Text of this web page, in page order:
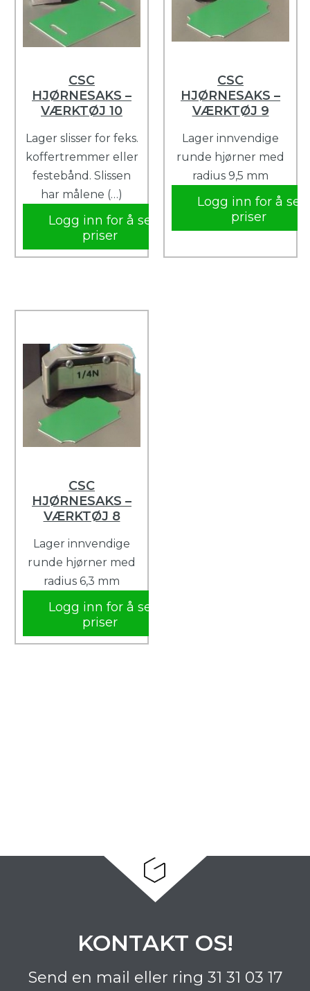
CSC
HJØRNESAKS –
VÆRKTØJ 10
Lager slisser for feks.
koffertremmer eller
festebånd. Slissen
har målene (…)
Logg inn for å se
priser
CSC
HJØRNESAKS –
VÆRKTØJ 9
Lager innvendige
runde hjørner med
radius 9,5 mm
Logg inn for å se
priser
CSC
HJØRNESAKS –
VÆRKTØJ 8
Lager innvendige
runde hjørner med
radius 6,3 mm
Logg inn for å se
priser
KONTAKT OS!
Send en mail eller ring 31 31 03 17